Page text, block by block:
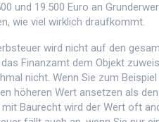
und 19.500 Euro an
wie viel wirklich draufkommt.
wird nicht auf den
Finanzamt dem Objekt
nicht. Wenn Sie zum
höheren Wert ansetzen als
Baurecht wird der Wert oft